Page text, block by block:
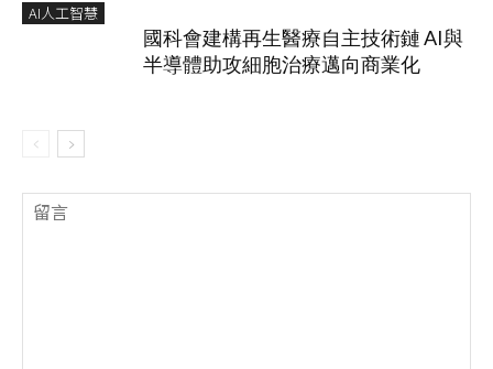
AI人工智慧
國科會建構再生醫療自主技術鏈 AI與
半導體助攻細胞治療邁向商業化